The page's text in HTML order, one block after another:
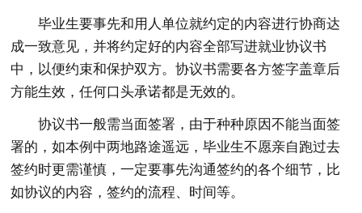
毕业生要事先和用人单位就约定的内容进行协商达
成一致意见，并将约定好的内容全部写进就业协议书
中，以便约束和保护双方。协议书需要各方签字盖章后
方能生效，任何口头承诺都是无效的。
协议书一般需当面签署，由于种种原因不能当面签
署的，如本例中两地路途遥远，毕业生不愿亲自跑过去
签约时更需谨慎，一定要事先沟通签约的各个细节，比
如协议的内容，签约的流程、时间等。